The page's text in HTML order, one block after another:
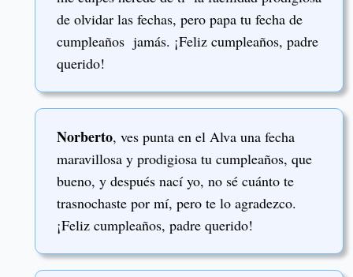
de olvidar las fechas, pero papa tu fecha de
cumpleaños jamás. ¡Feliz cumpleaños, padre
querido!
Norberto, ves punta en el Alva una fecha
maravillosa y prodigiosa tu cumpleaños, que
bueno, y después nací yo, no sé cuánto te
trasnochaste por mí, pero te lo agradezco.
¡Feliz cumpleaños, padre querido!